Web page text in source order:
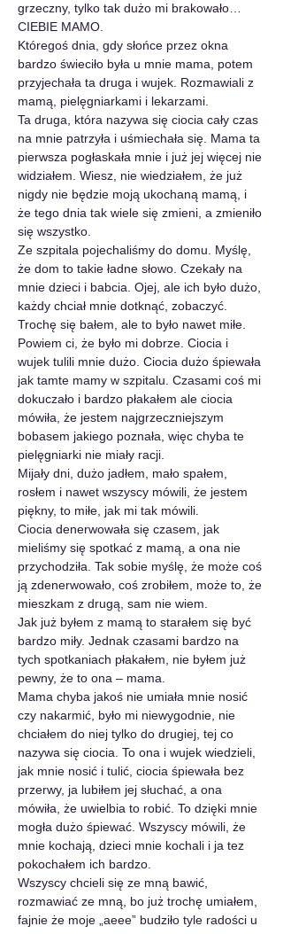
grzeczny, tylko tak dużo mi brakowało…
CIEBIE MAMO.
Któregoś dnia, gdy słońce przez okna
bardzo świeciło była u mnie mama, potem
przyjechała ta druga i wujek. Rozmawiali z
mamą, pielęgniarkami i lekarzami.
Ta druga, która nazywa się ciocia cały czas
na mnie patrzyła i uśmiechała się. Mama ta
pierwsza pogłaskała mnie i już jej więcej nie
widziałem. Wiesz, nie wiedziałem, że już
nigdy nie będzie moją ukochaną mamą, i
że tego dnia tak wiele się zmieni, a zmieniło
się wszystko.
Ze szpitala pojechaliśmy do domu. Myślę,
że dom to takie ładne słowo. Czekały na
mnie dzieci i babcia. Ojej, ale ich było dużo,
każdy chciał mnie dotknąć, zobaczyć.
Trochę się bałem, ale to było nawet miłe.
Powiem ci, że było mi dobrze. Ciocia i
wujek tulili mnie dużo. Ciocia dużo śpiewała
jak tamte mamy w szpitalu. Czasami coś mi
dokuczało i bardzo płakałem ale ciocia
mówiła, że jestem najgrzeczniejszym
bobasem jakiego poznała, więc chyba te
pielęgniarki nie miały racji.
Mijały dni, dużo jadłem, mało spałem,
rosłem i nawet wszyscy mówili, że jestem
piękny, to miłe, jak mi tak mówili.
Ciocia denerwowała się czasem, jak
mieliśmy się spotkać z mamą, a ona nie
przychodziła. Tak sobie myślę, że może coś
ją zdenerwowało, coś zrobiłem, może to, że
mieszkam z drugą, sam nie wiem.
Jak już byłem z mamą to starałem się być
bardzo miły. Jednak czasami bardzo na
tych spotkaniach płakałem, nie byłem już
pewny, że to ona – mama.
Mama chyba jakoś nie umiała mnie nosić
czy nakarmić, było mi niewygodnie, nie
chciałem do niej tylko do drugiej, tej co
nazywa się ciocia. To ona i wujek wiedzieli,
jak mnie nosić i tulić, ciocia śpiewała bez
przerwy, ja lubiłem jej słuchać, a ona
mówiła, że uwielbia to robić. To dzięki mnie
mogła dużo śpiewać. Wszyscy mówili, że
mnie kochają, dzieci mnie kochali i ja tez
pokochałem ich bardzo.
Wszyscy chcieli się ze mną bawić,
rozmawiać ze mną, bo już trochę umiałem,
fajnie że moje „aeee” budziło tyle radości u